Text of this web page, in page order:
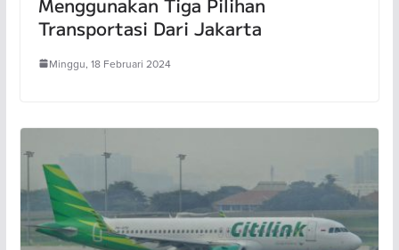
Transportasi Dari Jakarta
Minggu, 18 Februari 2024